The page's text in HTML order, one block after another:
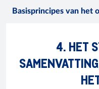
Basisprincipes van het
4. HET